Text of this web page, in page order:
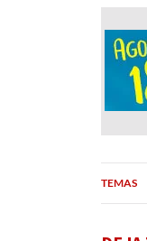
TEMAS